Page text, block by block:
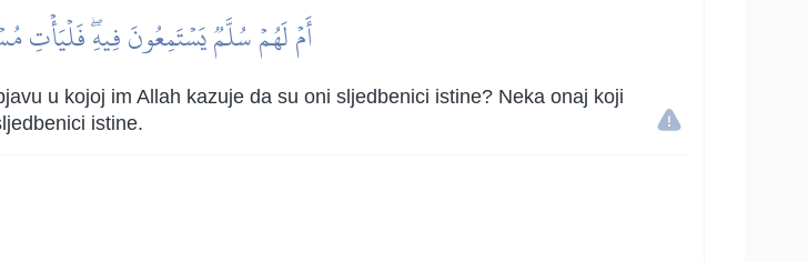
أَمۡ لَهُمۡ سُلَّمٞ يَسۡتَمِعُونَ فِيهِۖ فَلۡيَأۡتِ
u kojoj im Allah kazuje da su oni sljedbenici istine? Neka onaj koji
istine.